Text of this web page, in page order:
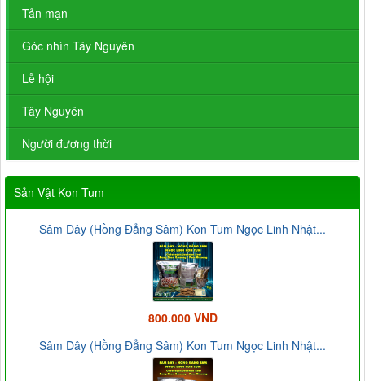
Tản mạn
Góc nhìn Tây Nguyên
Lễ hội
Tây Nguyên
Người đương thời
Sản Vật Kon Tum
Sâm Dây (Hồng Đẳng Sâm) Kon Tum Ngọc Linh Nhật...
800.000 VND
Sâm Dây (Hồng Đẳng Sâm) Kon Tum Ngọc Linh Nhật...